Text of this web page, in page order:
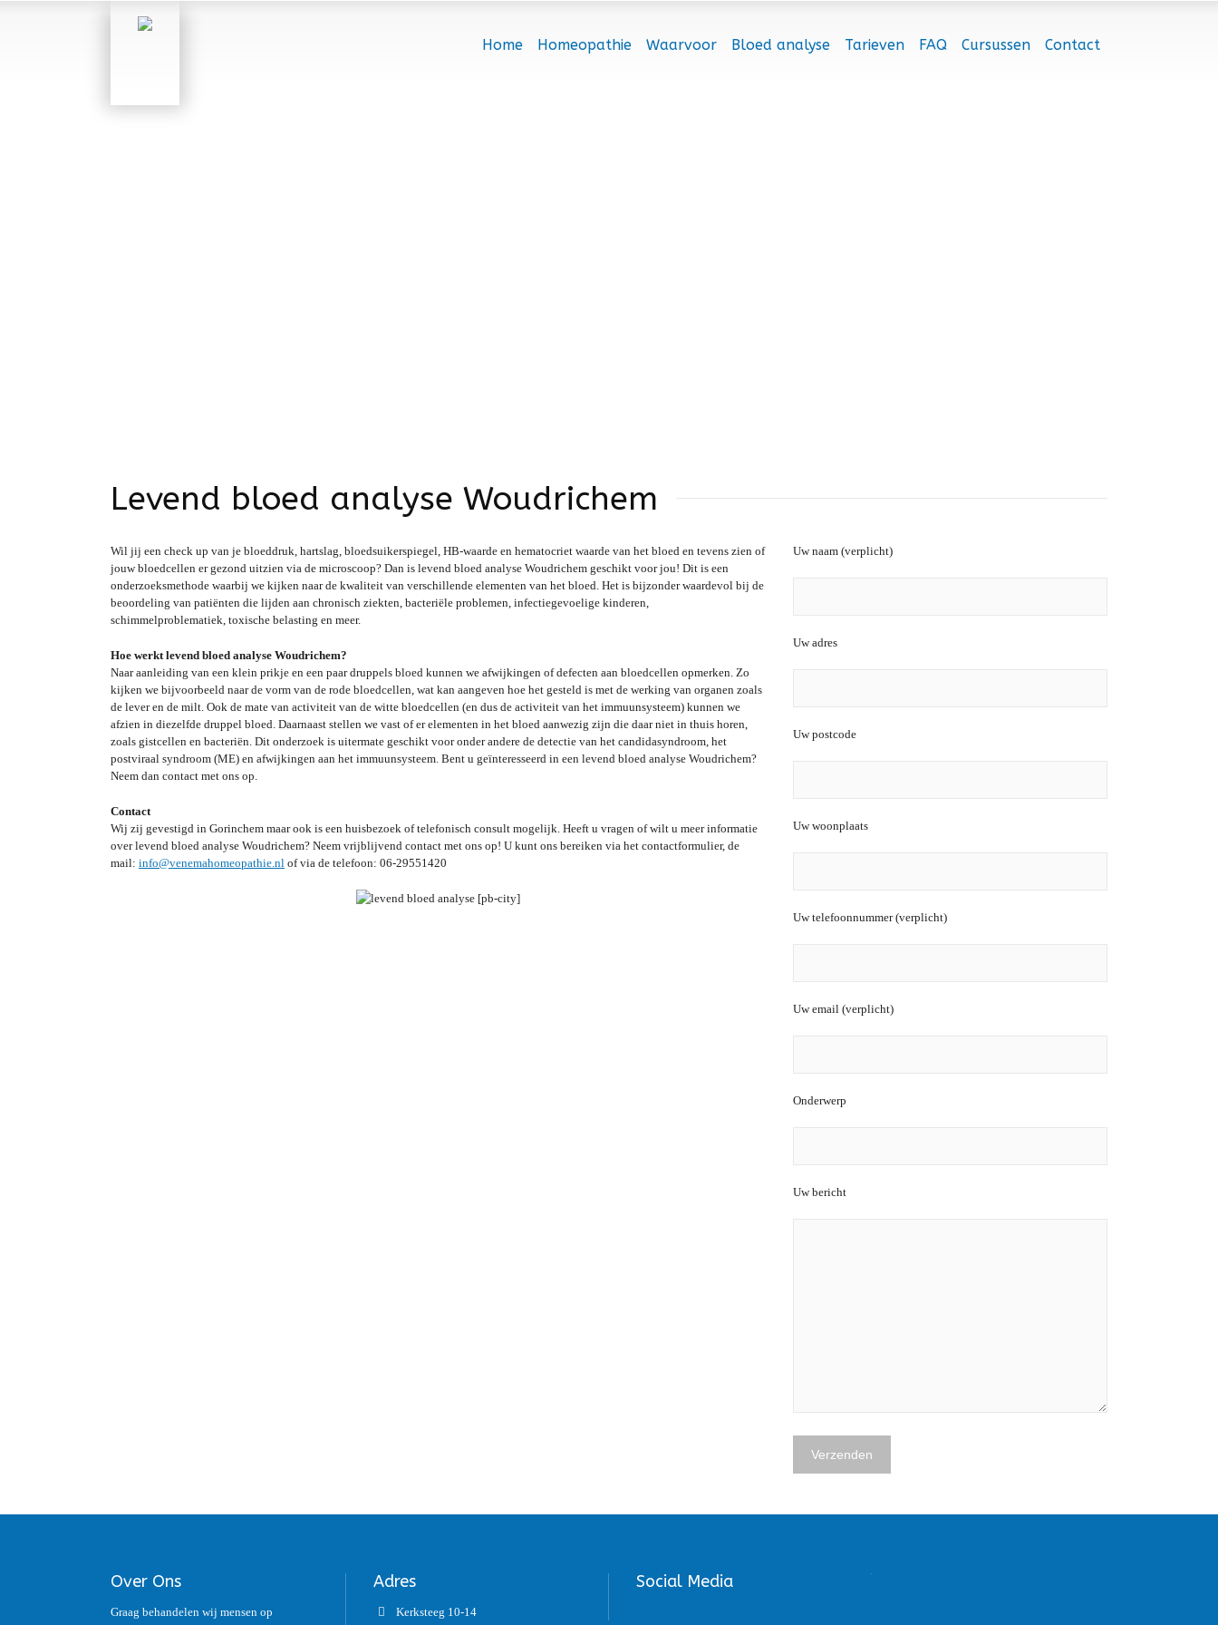
Home Homeopathie Waarvoor Bloed analyse Tarieven FAQ Cursussen Contact
Levend bloed analyse Woudrichem
Wil jij een check up van je bloeddruk, hartslag, bloedsuikerspiegel, HB-waarde en hematocriet waarde van het bloed en tevens zien of
jouw bloedcellen er gezond uitzien via de microscoop? Dan is levend bloed analyse Woudrichem geschikt voor jou! Dit is een
onderzoeksmethode waarbij we kijken naar de kwaliteit van verschillende elementen van het bloed. Het is bijzonder waardevol bij de
beoordeling van patiënten die lijden aan chronisch ziekten, bacteriële problemen, infectiegevoelige kinderen,
schimmelproblematiek, toxische belasting en meer.
Hoe werkt levend bloed analyse Woudrichem?
Naar aanleiding van een klein prikje en een paar druppels bloed kunnen we afwijkingen of defecten aan bloedcellen opmerken. Zo
kijken we bijvoorbeeld naar de vorm van de rode bloedcellen, wat kan aangeven hoe het gesteld is met de werking van organen zoals
de lever en de milt. Ook de mate van activiteit van de witte bloedcellen (en dus de activiteit van het immuunsysteem) kunnen we
afzien in diezelfde druppel bloed. Daarnaast stellen we vast of er elementen in het bloed aanwezig zijn die daar niet in thuis horen,
zoals gistcellen en bacteriën. Dit onderzoek is uitermate geschikt voor onder andere de detectie van het candidasyndroom, het
postviraal syndroom (ME) en afwijkingen aan het immuunsysteem. Bent u geïnteresseerd in een levend bloed analyse Woudrichem?
Neem dan contact met ons op.
Contact
Wij zij gevestigd in Gorinchem maar ook is een huisbezoek of telefonisch consult mogelijk. Heeft u vragen of wilt u meer informatie
over levend bloed analyse Woudrichem? Neem vrijblijvend contact met ons op! U kunt ons bereiken via het contactformulier, de
mail: info@venemahomeopathie.nl of via de telefoon: 06-29551420
Uw naam (verplicht)
Uw adres
Uw postcode
Uw woonplaats
Uw telefoonnummer (verplicht)
Uw email (verplicht)
Onderwerp
Uw bericht
Over Ons
Graag behandelen wij mensen op
Adres
Kerksteeg 10-14
Social Media